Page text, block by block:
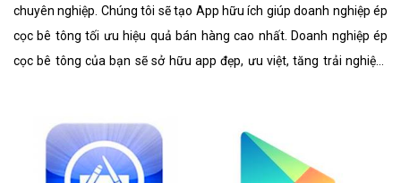
chuyên nghiệp. Chúng tôi sẽ tạo App hữu ích giúp doanh nghiệp ép
cọc bê tông tối ưu hiệu quả bán hàng cao nhất. Doanh nghiệp ép
cọc bê tông của bạn sẽ sở hữu app đẹp, ưu việt, tăng trải nghiệm